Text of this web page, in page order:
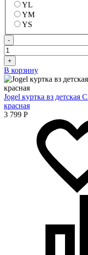
YL
YM
YS
-
+
В корзину
Jogel куртка вз детская
красная
3 799 Р